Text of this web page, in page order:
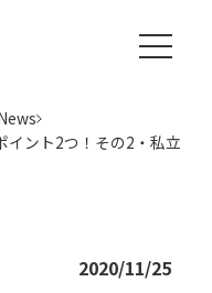
ント2つ！その2・私立
2020/11/25